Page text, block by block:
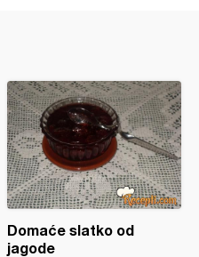
Domaće slatko od
jagode